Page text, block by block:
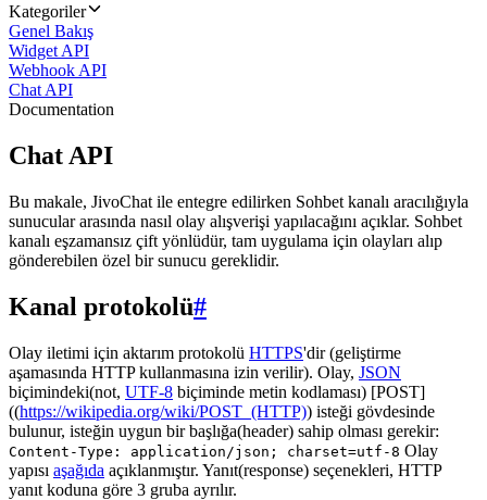
Kategoriler
Genel Bakış
Widget API
Webhook API
Chat API
Documentation
Chat API
Bu makale, JivoChat ile entegre edilirken Sohbet kanalı aracılığıyla
sunucular arasında nasıl olay alışverişi yapılacağını açıklar. Sohbet
kanalı eşzamansız çift yönlüdür, tam uygulama için olayları alıp
gönderebilen özel bir sunucu gereklidir.
Kanal protokolü#
Olay iletimi için aktarım protokolü HTTPS'dir (geliştirme
aşamasında HTTP kullanmasına izin verilir). Olay, JSON
biçimindeki(not, UTF-8 biçiminde metin kodlaması) [POST]
((https://wikipedia.org/wiki/POST_(HTTP)) isteği gövdesinde
bulunur, isteğin uygun bir başlığa(header) sahip olması gerekir:
Content-Type: application/json; charset=utf-8 Olay
yapısı aşağıda açıklanmıştır. Yanıt(response) seçenekleri, HTTP
yanıt koduna göre 3 gruba ayrılır.